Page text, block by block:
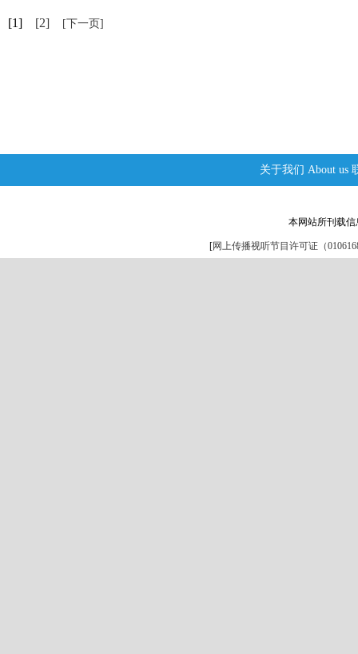
[1] [2] [下一页]
关于我们 About us
本网站所刊载
[网上传播视听节目许可证（